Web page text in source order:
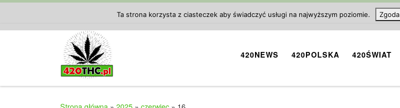
420NEWS 420POLSKA 420ŚWIAT
Ta strona korzysta z ciasteczek aby świadczyć usługi na najwyższym poziomie. Zgoda